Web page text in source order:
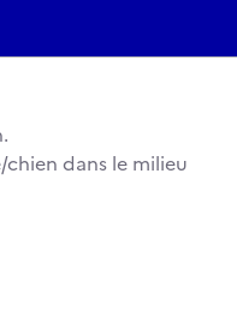
dans le milieu